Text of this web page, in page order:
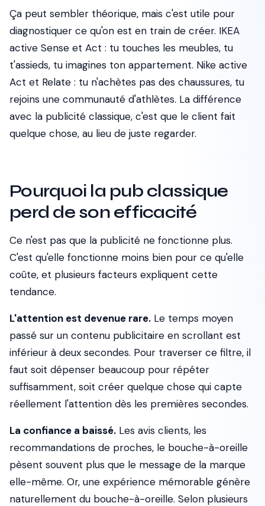
Ça peut sembler théorique, mais c'est utile pour
diagnostiquer ce qu'on est en train de créer. IKEA
active Sense et Act : tu touches les meubles, tu
t'assieds, tu imagines ton appartement. Nike active
Act et Relate : tu n'achètes pas des chaussures, tu
rejoins une communauté d'athlètes. La différence
avec la publicité classique, c'est que le client fait
quelque chose, au lieu de juste regarder.
Pourquoi la pub classique
perd de son efficacité
Ce n'est pas que la publicité ne fonctionne plus.
C'est qu'elle fonctionne moins bien pour ce qu'elle
coûte, et plusieurs facteurs expliquent cette
tendance.
L'attention est devenue rare. Le temps moyen
passé sur un contenu publicitaire en scrollant est
inférieur à deux secondes. Pour traverser ce filtre, il
faut soit dépenser beaucoup pour répéter
suffisamment, soit créer quelque chose qui capte
réellement l'attention dès les premières secondes.
La confiance a baissé. Les avis clients, les
recommandations de proches, le bouche-à-oreille
pèsent souvent plus que le message de la marque
elle-même. Or, une expérience mémorable génère
naturellement du bouche-à-oreille. Selon plusieurs